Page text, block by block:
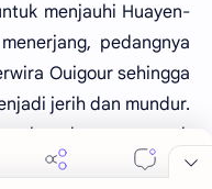
menjauhi Huayen-
pedangnya
Ouigour sehingga
jerih dan mundur.
dan mengamuk
Keadaan